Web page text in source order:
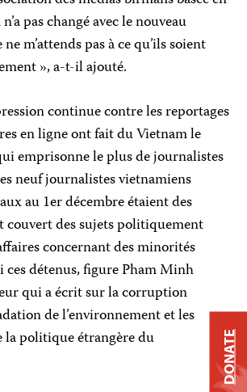
pas changé avec le nouveau
m’attends pas à ce qu’ils soient
», a-t-il ajouté.
continue contre les reportages
en ligne ont fait du Vietnam le
emprisonne le plus de journalistes
neuf journalistes vietnamiens
au 1er décembre étaient des
couvert des sujets politiquement
concernant des minorités
ces détenus, figure Pham Minh
qui a écrit sur la corruption
de l’environnement et les
la politique étrangère du
DONATE